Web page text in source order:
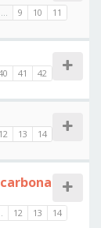
... 9 10 11
41 42
12 13 14
12 13 14